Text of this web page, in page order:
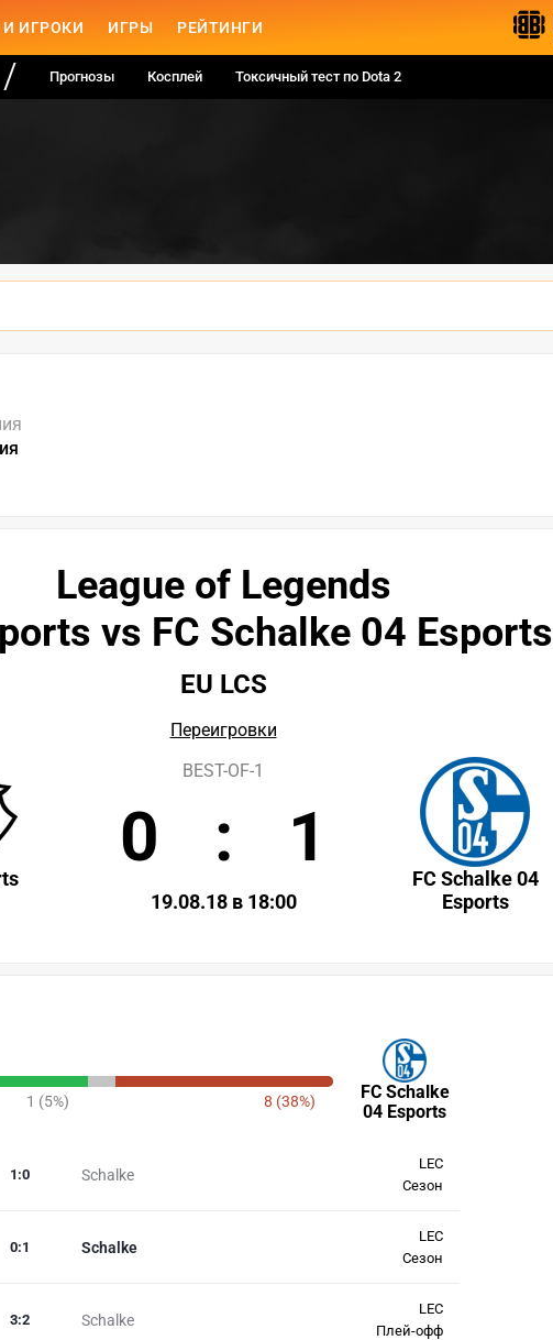
ИГРОКИ ИГРЫ РЕЙТИНГИ
Прогнозы Косплей Токсичный тест по Dota 2
League of Legends
vs FC Schalke 04 Esports
EU LCS
Переигровки
FC Schalke 04
Esports
BEST-OF-1
0 : 1
19.08.18 в 18:00
FC Schalke
04 Esports
1 (5%) 8 (38%)
Schalke
1 :0
LEC
Сезон
Schalke
0:1
LEC
Сезон
Schalke
3:2
LEC
Плей-офф